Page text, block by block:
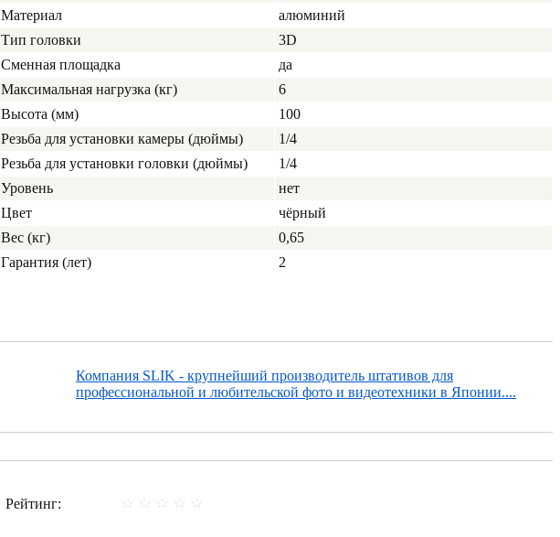
Материал
алюминий
Тип головки
3D
Сменная площадка
да
Максимальная нагрузка (кг)
6
Высота (мм)
100
Резьба для установки камеры (дюймы)
1/4
Резьба для установки головки (дюймы)
1/4
Уровень
нет
Цвет
чёрный
Вес (кг)
0,65
Гарантия (лет)
2
Компания SLIK - крупнейший производитель штативов для
профессиональной и любительской фото и видеотехники в Японии....
Рейтинг: